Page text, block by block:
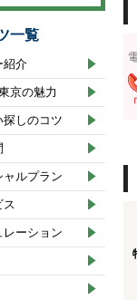
一覧
紹介
京の魅力
しのコツ
ャルプラン
ス
レーション